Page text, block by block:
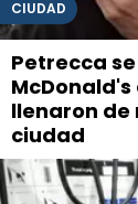
CIUDAD
Petrecca
llenaron de
ciudad